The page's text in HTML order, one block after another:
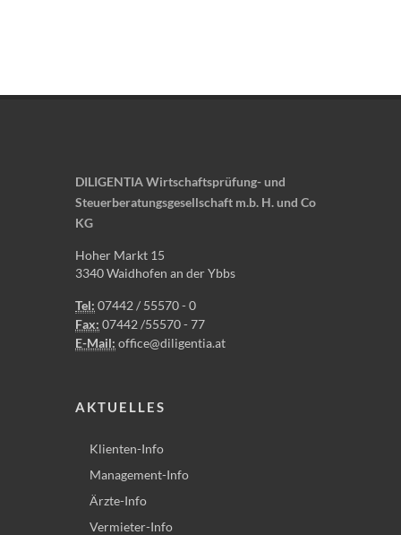
DILIGENTIA Wirtschaftsprüfung- und
Steuerberatungsgesellschaft m.b. H. und Co
KG
Hoher Markt 15
3340 Waidhofen an der Ybbs
Tel: 07442 / 55570 - 0
Fax: 07442 /55570 - 77
E-Mail: office@diligentia.at
AKTUELLES
Klienten-Info
Management-Info
Ärzte-Info
Vermieter-Info